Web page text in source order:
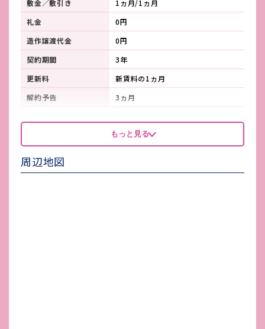
敷金／敷引き
1ヵ月/1ヵ月
礼金
0円
造作譲渡代金
0円
契約期間
3年
更新料
新賃料の1ヵ月
解約予告
3ヵ月
看板製作費
借主負担（中央看板はオーナー負
担）
看板使用料・
維持管理費
もっと見る
周辺地図